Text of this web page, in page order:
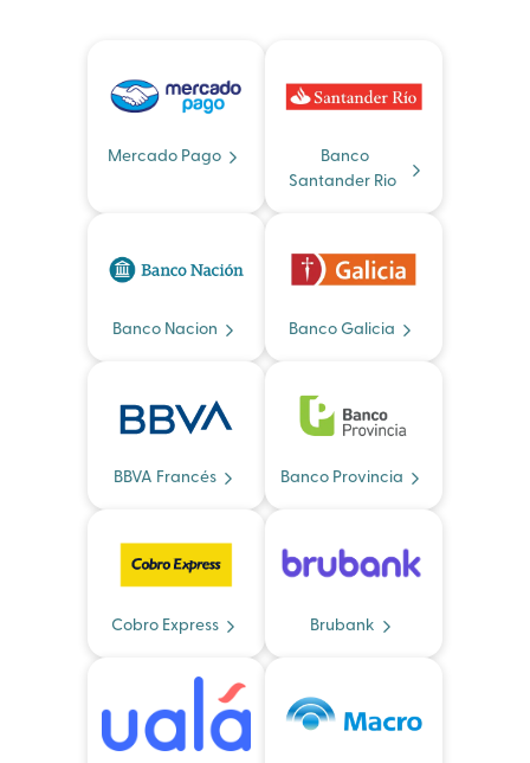
Mercado Pago
Banco
Santander Rio
Banco Nacion Banco Galicia
BBVA Francés Banco Provincia
Cobro Express Brubank